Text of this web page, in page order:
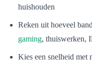
huishouden
Reken uit hoeveel
gaming, thuiswerken,
Kies een snelheid met